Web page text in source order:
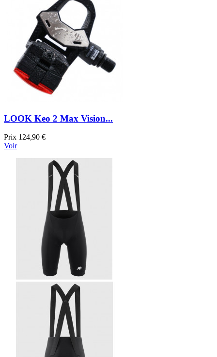
LOOK Keo 2 Max Vision...
Prix 124,90 €
Voir